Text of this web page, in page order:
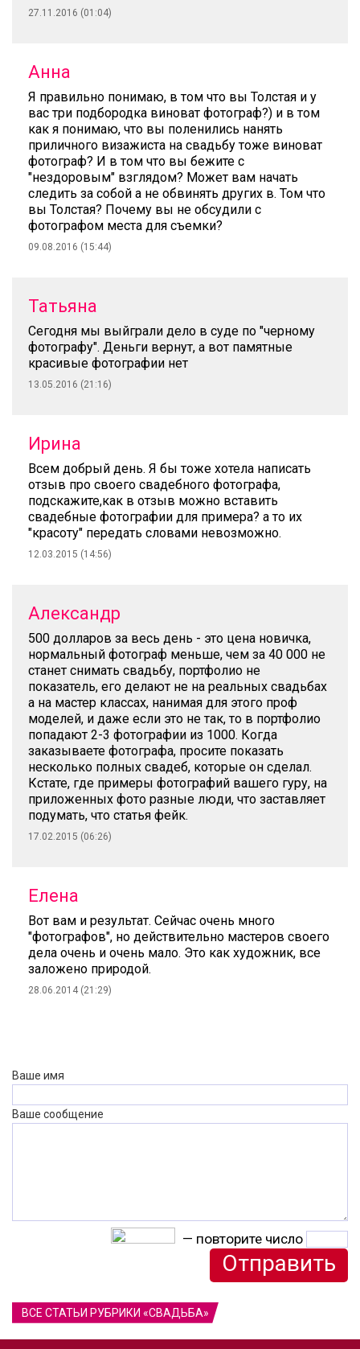
27.11.2016 (01:04)
Анна
Я правильно понимаю, в том что вы Толстая и у
вас три подбородка виноват фотограф?) и в том
как я понимаю, что вы поленились нанять
приличного визажиста на свадьбу тоже виноват
фотограф? И в том что вы бежите с
"нездоровым" взглядом? Может вам начать
следить за собой а не обвинять других в. Том что
вы Толстая? Почему вы не обсудили с
фотографом места для съемки?
09.08.2016 (15:44)
Татьяна
Сегодня мы выйграли дело в суде по "черному
фотографу". Деньги вернут, а вот памятные
красивые фотографии нет
13.05.2016 (21:16)
Ирина
Всем добрый день. Я бы тоже хотела написать
отзыв про своего свадебного фотографа,
подскажите,как в отзыв можно вставить
свадебные фотографии для примера? а то их
"красоту" передать словами невозможно.
12.03.2015 (14:56)
Александр
500 долларов за весь день - это цена новичка,
нормальный фотограф меньше, чем за 40 000 не
станет снимать свадьбу, портфолио не
показатель, его делают не на реальных свадьбах
а на мастер классах, нанимая для этого проф
моделей, и даже если это не так, то в портфолио
попадают 2-3 фотографии из 1000. Когда
заказываете фотографа, просите показать
несколько полных свадеб, которые он сделал.
Кстате, где примеры фотографий вашего гуру, на
приложенных фото разные люди, что заставляет
подумать, что статья фейк.
17.02.2015 (06:26)
Елена
Вот вам и результат. Сейчас очень много
"фотографов", но действительно мастеров своего
дела очень и очень мало. Это как художник, все
заложено природой.
28.06.2014 (21:29)
Ваше имя
Ваше сообщение
— повторите число
ВСЕ СТАТЬИ РУБРИКИ «СВАДЬБА»